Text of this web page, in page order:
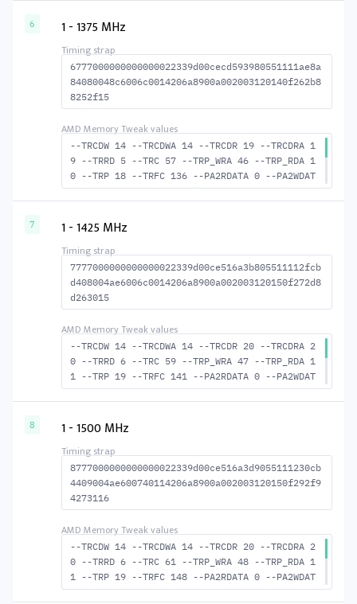
MACTWR 40 --RAS2RAS 123 --RP 34 --WRPLUSRP 4
6 1 - 1375 MHz
6777000000000000022339d00cecd593980551111ae8a
84080048c6006c0014206a8900a002003120140f262b8
8252f15
--TRCDW 14 --TRCDWA 14 --TRCDR 19 --TRCDRA 1
9 --TRRD 5 --TRC 57 --TRP_WRA 46 --TRP_RDA 1
0 --TRP 18 --TRFC 136 --PA2RDATA 0 --PA2WDAT
A 0 --TFAW 8 --TCRCRL 2 --TCRCWL 6 --TFAW32
MACTWR 43 --RAS2RAS 136 --RP 37 --WRPLUSRP 4
7 1 - 1425 MHz
7777000000000000022339d00ce516a3b805511112fcb
d408004ae6006c0014206a8900a002003120150f272d8
d263015
--TRCDW 14 --TRCDWA 14 --TRCDR 20 --TRCDRA 2
0 --TRRD 6 --TRC 59 --TRP_WRA 47 --TRP_RDA 1
1 --TRP 19 --TRFC 141 --PA2RDATA 0 --PA2WDAT
A 0 --TFAW 10 --TCRCRL 2 --TCRCWL 6 --TFAW32
MACTWR 45 --RAS2RAS 141 --RP 38 --WRPLUSRP 4
8 1 - 1500 MHz
8777000000000000022339d00ce516a3d9055111230cb
4409004ae600740114206a8900a002003120150f292f9
4273116
--TRCDW 14 --TRCDWA 14 --TRCDR 20 --TRCDRA 2
0 --TRRD 6 --TRC 61 --TRP_WRA 48 --TRP_RDA 1
1 --TRP 19 --TRFC 148 --PA2RDATA 0 --PA2WDAT
A 0 --TFAW 10 --TCRCRL 2 --TCRCWL 6 --TFAW32